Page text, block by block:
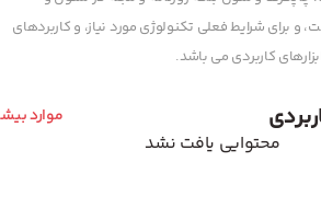
و برای شرایط فعلی تکنولوژی مورد نیاز، و کاربردهای
کاربردی می باشد.
موارد
محتوایی یافت نشد